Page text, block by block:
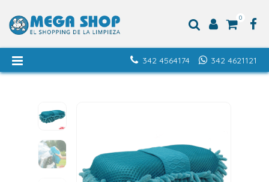
0
342 4621121
342 4564174